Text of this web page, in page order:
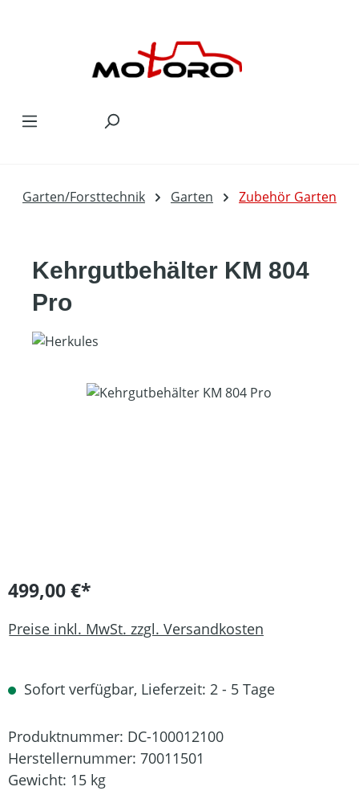
Garten/Forsttechnik Garten Zubehör Garten
Kehrgutbehälter KM 804
Pro
Bildergalerie überspringen
499,00 €*
Preise inkl. MwSt. zzgl. Versandkosten
Sofort verfügbar, Lieferzeit: 2 - 5 Tage
Produktnummer: DC-100012100
Herstellernummer: 70011501
Gewicht: 15 kg